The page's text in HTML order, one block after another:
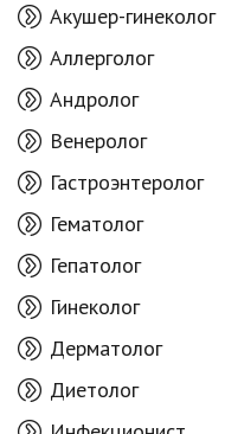
Акушер-гинеколог
Аллерголог
Андролог
Венеролог
Гастроэнтеролог
Гематолог
Гепатолог
Гинеколог
Дерматолог
Диетолог